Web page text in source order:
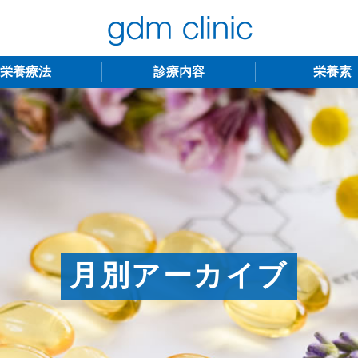
栄養療法 診療内容
不妊治療 うつ・慢性疲労
更年期障害
ニキビ・シミ
レーザー脱毛 月経
栄養素
月別アーカイブ